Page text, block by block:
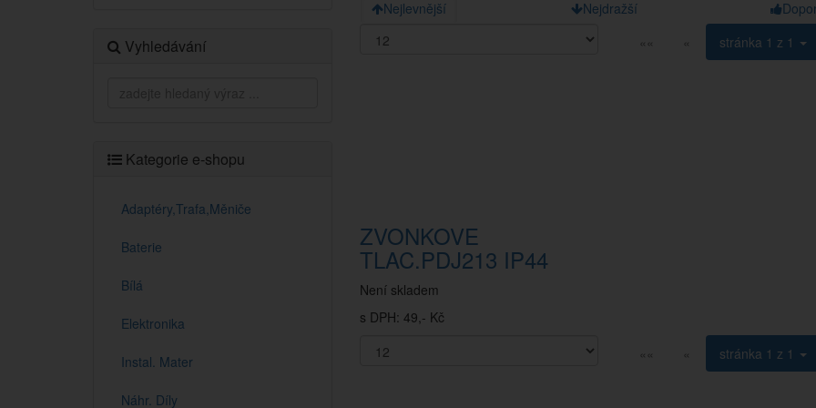
Vyhledávání
Kategorie e-shopu
Adaptéry,Trafa,Měniče
Baterie
Bílá
Elektronika
Instal. Mater
Náhr. Díly
Nejlevnější Nejdražší
««
« stránka 1 z 1
ZVONKOVE
TLAC.PDJ213 IP44
Není skladem
s DPH: 49,- Kč
««
« stránka 1 z 1